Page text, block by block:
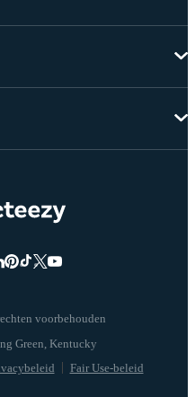
voorbehouden
Fair Use-beleid